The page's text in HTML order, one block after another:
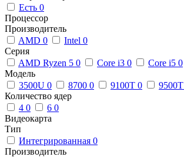
Есть 0
Процессор
Производитель
AMD 0 Intel 0
Серия
AMD Ryzen 5 0 Core i3 0 Core i5 0
Модель
3500U 0 8700 0 9100T 0 9500T
Количество ядер
4 0 6 0
Видеокарта
Тип
Интегрированная 0
Производитель